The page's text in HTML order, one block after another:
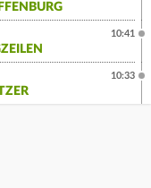
10:41
10:33